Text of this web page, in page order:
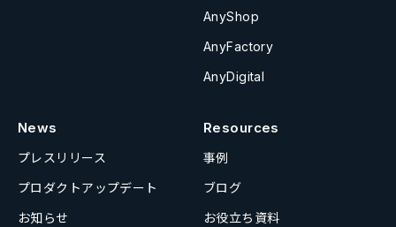
AnyShop
AnyFactory
AnyDigital
News
プレスリリース
プロダクトアップデート
お知らせ
Resources
事例
ブログ
お役立ち資料